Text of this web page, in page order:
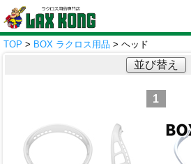
TOP > BOX ラクロス用品 > ヘッド
並び替え
1